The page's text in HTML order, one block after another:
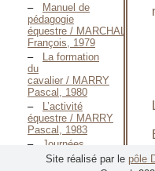
Manuel de
pédagogie
équestre / MARCHAL
François, 1979
La formation
du
cavalier / MARRY
Pascal, 1980
L’activité
équestre / MARRY
Pascal, 1983
Journées
pédagogiques
Site réalisé par le pôle